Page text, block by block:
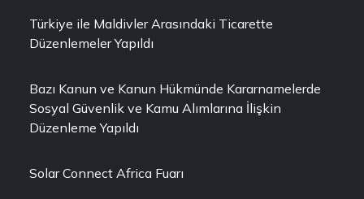
Türkiye ile Maldivler Arasındaki Ticarette
Düzenlemeler Yapıldı
Bazı Kanun ve Kanun Hükmünde Kararnamelerde
Sosyal Güvenlik ve Kamu Alımlarına İlişkin
Düzenleme Yapıldı
Solar Connect Africa Fuarı